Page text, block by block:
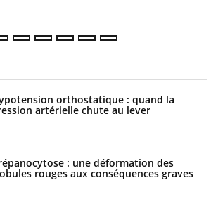
orthostatique : quand la
artérielle chute au lever
: une déformation des
rouges aux conséquences graves